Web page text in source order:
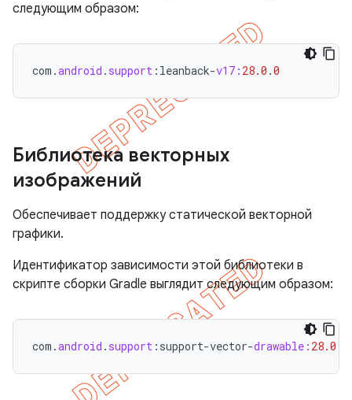
следующим образом:
com .android . support : leanback-v17: 28.0 .0
Библиотека векторных
изображений
Обеспечивает поддержку статической векторной
графики.
Идентификатор зависимости этой библиотеки в
скрипте сборки Gradle выглядит следующим образом:
com .android . support : support-vector-drawable: 28.0